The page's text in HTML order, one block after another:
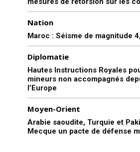
Nation
Maroc : Séisme de magnitude
Diplomatie
Hautes Instructions Royales
mineurs non accompagnés
l’Europe
Moyen-Orient
Arabie saoudite, Turquie et
Mecque un pacte de défense